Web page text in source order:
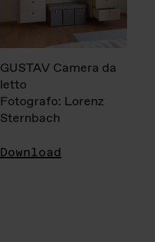
GUSTAV Camera da
letto
Fotografo: Lorenz
Sternbach
Download